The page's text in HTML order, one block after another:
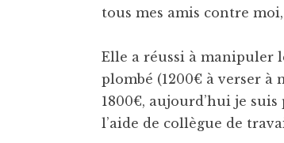
tous mes amis contre
Elle a réussi à manipuler
plombé (1200€ à verser à
1800€, aujourd’hui je
l’aide de collègue de